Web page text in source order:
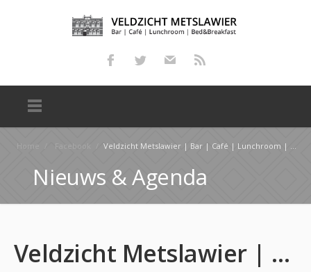
Home Facebook Veldzicht Metslawier | Bar | Café | Lunchroom | Bed & Breakfast
Nieuws & Agenda
Veldzicht Metslawier | Bar | Café | Lunchroom | Bed & Breakfast